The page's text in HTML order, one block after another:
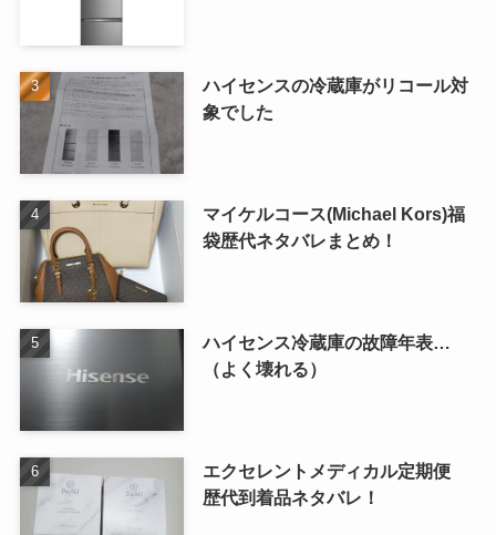
ハイセンスの冷蔵庫がリコール対
象でした
マイケルコース(Michael Kors)福
袋歴代ネタバレまとめ！
ハイセンス冷蔵庫の故障年表…
（よく壊れる）
エクセレントメディカル定期便
歴代到着品ネタバレ！